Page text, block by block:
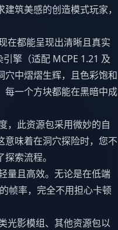
筑美感的创造模式玩家，
在都能呈现出清晰且真实
擎（适配 MCPE 1.21 及
穴中熠熠生辉，且色彩饱和
每一个方块都能在黑暗中成
，此资源包采用微妙的自
意味着在洞穴探险时，您不
索流程。
量且高效。无论是在低端
帧率，完全不用担心卡顿
光影模组、其他资源包以